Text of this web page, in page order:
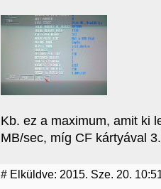
Kb. ez a maximum, amit ki
MB/sec, míg CF kártyával
# Elküldve: 2015. Sze. 20.